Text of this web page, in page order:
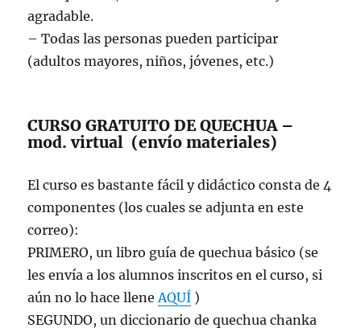
agradable.
– Todas las personas pueden participar
(adultos mayores, niños, jóvenes, etc.)
CURSO GRATUITO DE QUECHUA –
mod. virtual (envío materiales)
El curso es bastante fácil y didáctico consta de 4
componentes (los cuales se adjunta en este
correo):
PRIMERO, un libro guía de quechua básico (se
les envía a los alumnos inscritos en el curso, si
aún no lo hace lleneAQUÍ )
SEGUNDO, un diccionario de quechua chanka